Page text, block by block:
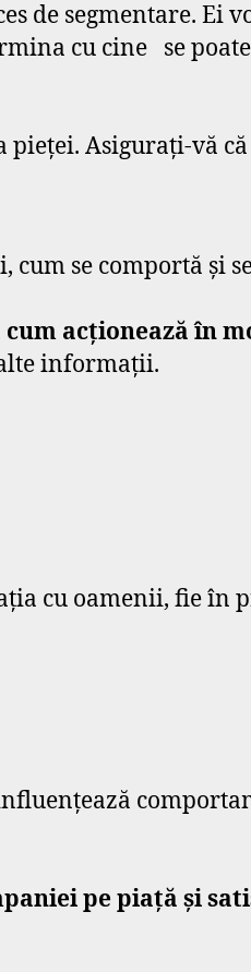
de segmentare. Ei
cu cine se
pieței. Asigurați-vă
se comportă și
cum acționează în
informații.
cu oamenii, fie în
pe piață și